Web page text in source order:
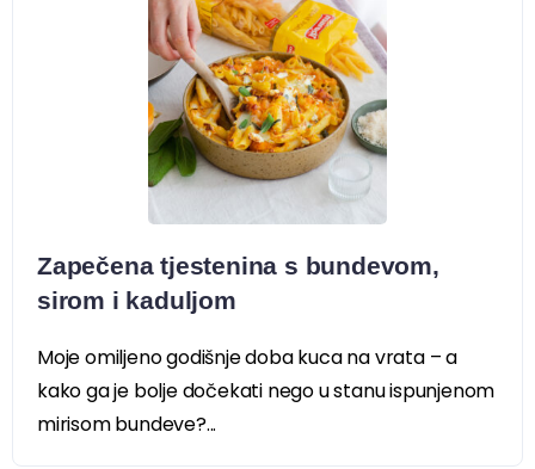
Zapečena tjestenina s bundevom,
sirom i kaduljom
Moje omiljeno godišnje doba kuca na vrata – a
kako ga je bolje dočekati nego u stanu ispunjenom
mirisom bundeve?...